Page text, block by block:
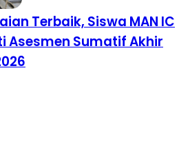
Terbaik, Siswa MAN IC
Asesmen Sumatif Akhir